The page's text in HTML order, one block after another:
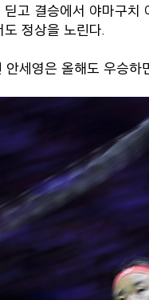
고 결승에서 야마구치
정상을 노린다.
세영은 올해도 우승하